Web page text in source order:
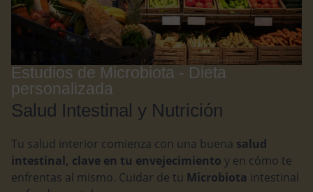
Estudios de Microbiota - Dieta
personalizada
Salud Intestinal y Nutrición
Tu salud interior comienza con una buena salud
intestinal, clave en tu envejecimiento y en cómo te
enfrentas al mismo. Cuidar de tu Microbiota intestinal